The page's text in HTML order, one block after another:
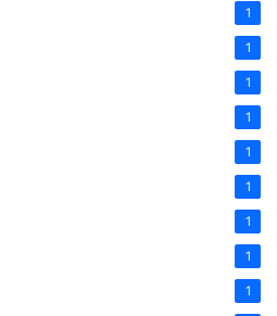
1
1
1
1
1
1
1
1
1